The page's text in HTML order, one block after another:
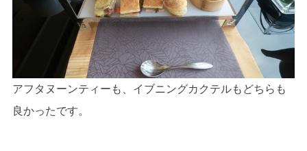
アフタヌーンティーも、イブニングカクテルもどちらも
良かったです。